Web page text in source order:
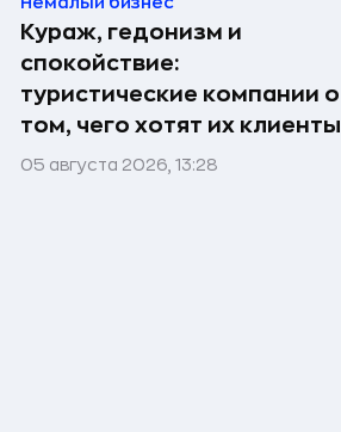
Кураж, гедонизм и
спокойствие:
туристические компании о
том, чего хотят их клиенты
05 августа 2026, 13:28